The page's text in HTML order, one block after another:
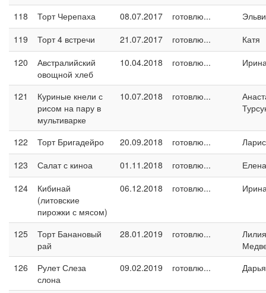
118
Торт Черепаха 08.07.2017 готовлю...
119
Торт 4 встречи 21.07.2017 готовлю...
Катя
120
Австралийский
овощной хлеб
10.04.2018 готовлю...
121
Куриные кнели с
рисом на пару в
мультиварке
10.07.2018 готовлю...
122 Торт Бригадейро 20.09.2018 готовлю...
123
Салат с киноа 01.11.2018 готовлю...
124
Кибинай
(литовские
пирожки с мясом)
06.12.2018 готовлю...
125
Торт Банановый
рай
28.01.2019 готовлю...
Лилия
126
Рулет Слеза
слона
09.02.2019 готовлю... Дарья